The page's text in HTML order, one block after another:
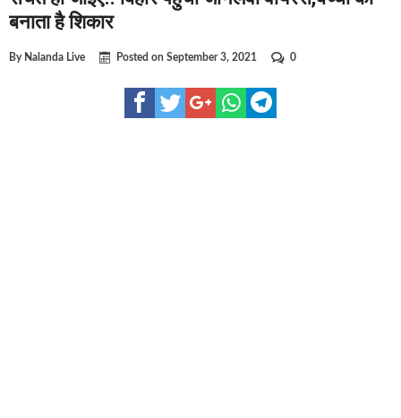
घूसखोर अफसरों पर एक्शन.. दो-दो अफसर घूस लेते गिरफ्तार
क्रिकेटर ईशान किशन की शादी फिक्स, गर्लफ्रेंड से होगी शादी.. ईशान के
बिहारवासियों के लिए खुशखबरी.. बिहटा से भी बड़ा बनेगा एयरपोर्ट .. जानिए
बनाता है शिकार
By Nalanda Live Posted on September 3, 2021 0